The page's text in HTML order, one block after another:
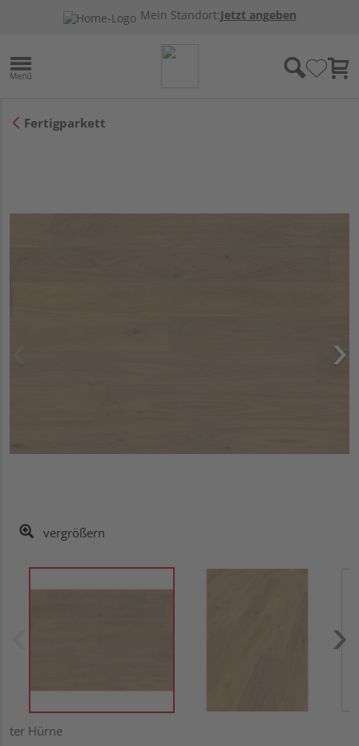
Mein Standort:Jetzt angeben
Fertigparkett
vergrößern
ter Hürne